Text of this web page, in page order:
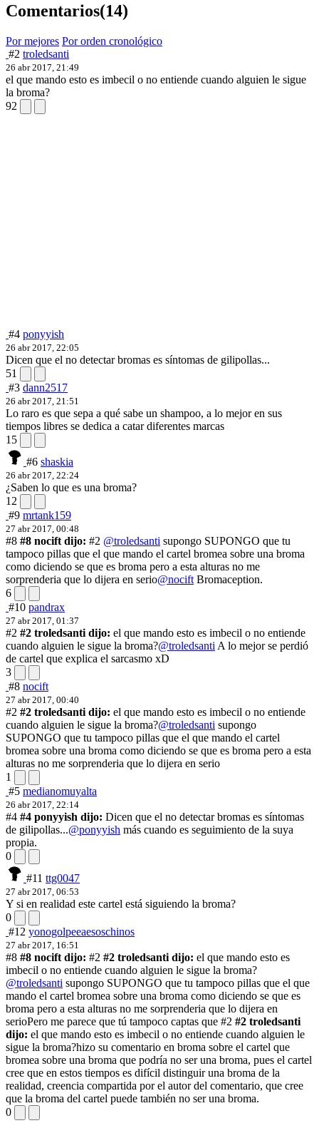
Comentarios(14)
Por mejores Por orden cronológico
#2 troledsanti
26 abr 2017, 21:49
el que mando esto es imbecil o no entiende cuando alguien le sigue
la broma?
92
#4 ponyyish
26 abr 2017, 22:05
Dicen que el no detectar bromas es síntomas de gilipollas...
51
#3 dann2517
26 abr 2017, 21:51
Lo raro es que sepa a qué sabe un shampoo, a lo mejor en sus
tiempos libres se dedica a catar diferentes marcas
15
#6 shaskia
26 abr 2017, 22:24
¿Saben lo que es una broma?
12
#9 mrtank159
27 abr 2017, 00:48
#8 #8 nocift dijo: #2 @troledsanti supongo SUPONGO que tu
tampoco pillas que el que mando el cartel bromea sobre una broma
como diciendo se que es broma pero a esta alturas no me
sorprenderia que lo dijera en serio@nocift Bromaception.
6
#10 pandrax
27 abr 2017, 01:37
#2 #2 troledsanti dijo: el que mando esto es imbecil o no entiende
cuando alguien le sigue la broma?@troledsanti A lo mejor se perdió
de cartel que explica el sarcasmo xD
3
#8 nocift
27 abr 2017, 00:40
#2 #2 troledsanti dijo: el que mando esto es imbecil o no entiende
cuando alguien le sigue la broma?@troledsanti supongo
SUPONGO que tu tampoco pillas que el que mando el cartel
bromea sobre una broma como diciendo se que es broma pero a esta
alturas no me sorprenderia que lo dijera en serio
1
#5 medianomuyalta
26 abr 2017, 22:14
#4 #4 ponyyish dijo: Dicen que el no detectar bromas es síntomas
de gilipollas...@ponyyish más cuando es seguimiento de la suya
propia.
0
#11 ttg0047
27 abr 2017, 06:53
Y si en realidad este cartel está siguiendo la broma?
0
#12 yonogolpeeaesoschinos
27 abr 2017, 16:51
#8 #8 nocift dijo: #2 #2 troledsanti dijo: el que mando esto es
imbecil o no entiende cuando alguien le sigue la broma?
@troledsanti supongo SUPONGO que tu tampoco pillas que el que
mando el cartel bromea sobre una broma como diciendo se que es
broma pero a esta alturas no me sorprenderia que lo dijera en
serioPero me parece que tú tampoco captas que #2 #2 troledsanti
dijo: el que mando esto es imbecil o no entiende cuando alguien le
sigue la broma?hizo su comentario en broma sobre el cartel que
bromea sobre una broma que podría no ser una broma, pues el cartel
cree que en estos tiempos es difícil distinguir una broma de la
realidad, creencia compartida por el autor del comentario, que cree
que la broma del cartel puede también no ser una broma.
0